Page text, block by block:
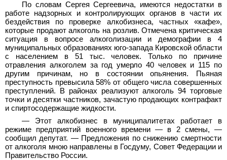
По словам Сергея Сергеевича, имеются недостатки в
работе надзорных и контролирующих органов в части их
бездействия по проверке алкобизнеса, частных «кафе»,
которые продают алкоголь на розлив. Отмечена критическая
ситуация в вопросе алкоголизации и демографии в 4
муниципальных образованиях юго-запада Кировской области
с населением в 51 тыс. человек. Только по причине
отравления алкоголем за год умерло 40 человек и 115 по
другим причинам, но в состоянии опьянения. Пьяная
преступность превысила 58% от общего числа совершенных
преступлений. В районах реализуют алкоголь 94 торговые
точки и десятки частников, зачастую продающих контрафакт
и спиртосодержащие жидкости.
— Этот алкобизнес в муниципалитетах работает в
режиме предприятий военного времени — в 2 смены, —
сообщил депутат. —Предложения по снижению смертности
от алкоголя мною направлены в Госдуму, Совет Федерации и
Правительство России.